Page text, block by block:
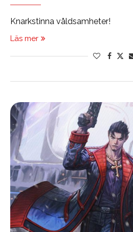
Knarkstinna våldsamheter!
Läs mer